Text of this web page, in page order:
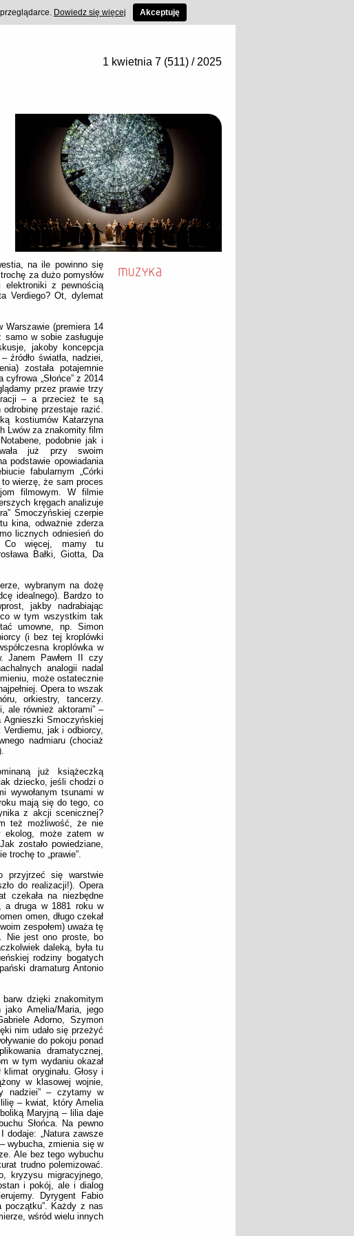
1 kwietnia 7 (511) / 2025
na ile powinno się
za dużo pomysłów
elektroniki z pewnością
Verdiego? Ot, dylemat
Warszawie (premiera 14
samo w sobie zasługuje
jakoby koncepcja
źródło światła, nadziei,
została potajemnie
„Słońce” z 2014
przez prawie trzy
– a przecież te są
przestaje razić.
kostiumów Katarzyna
Lwów za znakomity film
podobnie jak i
już przy swoim
podstawie opowiadania
fabularnym „Córki
wierzę, że sam proces
filmowym. W filmie
kręgach analizuje
Smoczyńskiej czerpie
kina, odważnie zderza
licznych odniesień do
Co więcej, mamy tu
Bałki, Giotta, Da
wybranym na dożę
idealnego). Bardzo to
jakby nadrabiając
w tym wszystkim tak
umowne, np. Simon
(i bez tej kroplówki
kroplówka w
Janem Pawłem II czy
analogii nadal
może ostatecznie
Opera to wszak
orkiestry, tancerzy.
ale również aktorami” –
Agnieszki Smoczyńskiej
jak i odbiorcy,
nadmiaru (chociaż
już książeczką
dziecko, jeśli chodzi o
wywołanym tsunami w
mają się do tego, co
z akcji scenicznej?
też możliwość, że nie
ekolog, może zatem w
zostało powiedziane,
trochę to „prawie”.
przyjrzeć się warstwie
do realizacji!). Opera
czekała na niezbędne
a druga w 1881 roku w
omen, długo czekał
zespołem) uważa tę
Nie jest ono proste, bo
daleką, była tu
rodziny bogatych
dramaturg Antonio
barw dzięki znakomitym
jako Amelia/Maria, jego
Adorno, Szymon
nim udało się przeżyć
do pokoju ponad
dramatycznej,
w tym wydaniu okazał
oryginału. Głosy i
w klasowej wojnie,
nadziei” – czytamy w
– kwiat, który Amelia
Maryjną – lilia daje
Słońca. Na pewno
dodaje: „Natura zawsze
wybucha, zmienia się w
Ale bez tego wybuchu
trudno polemizować.
kryzysu migracyjnego,
i pokój, ale i dialog
Dyrygent Fabio
początku”. Każdy z nas
wśród wielu innych
Dowiedz się więcej Akceptuję